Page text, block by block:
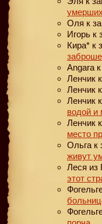
умерших
Оля к
Игорь к
Кира* к
Angara
Ленчик
Ленчик
Ленчик
водой и
Ленчик
место
Ольга к
живут
Леся из
этот